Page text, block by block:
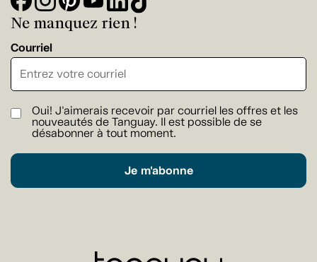
Ne manquez rien !
Courriel
Oui! J'aimerais recevoir par courriel les offres et les
nouveautés de Tanguay. Il est possible de se
désabonner à tout moment.
Je m'abonne